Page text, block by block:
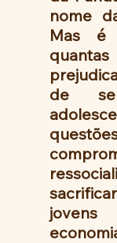
nome
Mas é
de